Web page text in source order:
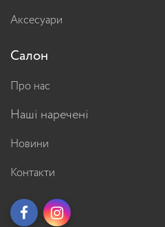
Аксесуари
Салон
Про нас
Наші наречені
Новини
Контакти